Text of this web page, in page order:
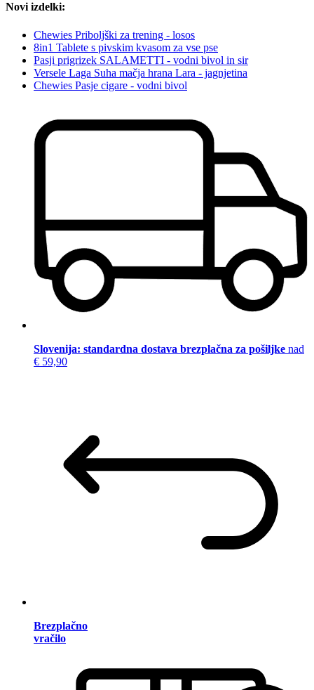
Novi izdelki:
Chewies Priboljški za trening - losos
8in1 Tablete s pivskim kvasom za vse pse
Pasji prigrizek SALAMETTI - vodni bivol in sir
Versele Laga Suha mačja hrana Lara - jagnjetina
Chewies Pasje cigare - vodni bivol
Slovenija: standardna dostava brezplačna za pošiljke nad
€ 59,90
Brezplačno
vračilo